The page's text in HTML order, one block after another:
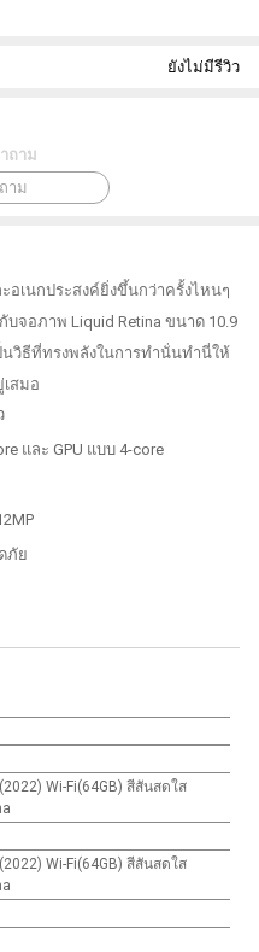
ยังไม่มีรีวิว
ถาม
าม
เนกประสงค์ยิ่งขึ้นกว่าครั้งไหนๆ
จอภาพ Liquid Retina ขนาด 10.9
นวิธีที่ทรงพลังในการทำนั่นทำนี่ให้
เสมอ
และ GPU แบบ 4-core
ภัย
Wi-Fi(64GB) สีสันสดใส
Wi-Fi(64GB) สีสันสดใส